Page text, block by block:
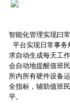
智能化管理实现曰
平台实现日常事
求自动生成每天工
会自动地提醒值班
所内所有硬件设备
全指标，辅助值班
平。